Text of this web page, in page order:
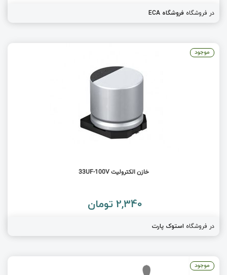
در فروشگاه فروشگاه ECA
خازن الکترولیت 33UF-100V
2,340 تومان
در فروشگاه استوک پارت
موجود
موجود